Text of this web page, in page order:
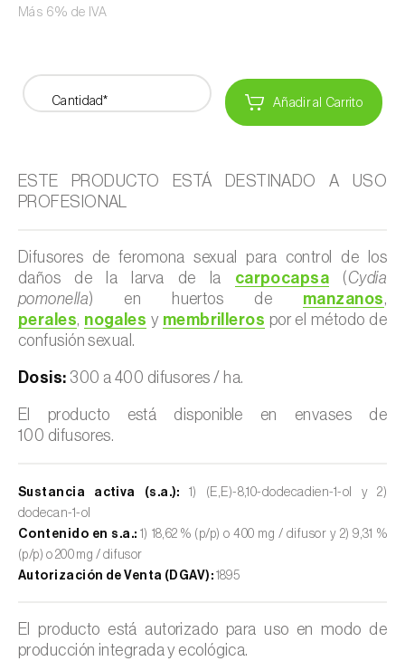
Más 6% de IVA
Cantidad* Añadir al Carrito
ESTE PRODUCTO ESTÁ DESTINADO A USO
PROFESIONAL
Difusores de feromona sexual para control de los
daños de la larva de la carpocapsa (Cydia
pomonella) en huertos de manzanos,
perales, nogales y membrilleros por el método de
confusión sexual.
Dosis: 300 a 400 difusores / ha.
El producto está disponible en envases de
100 difusores.
Sustancia activa (s.a.): 1) (E,E)-8,10-dodecadien-1-ol y 2)
dodecan-1-ol
Contenido en s.a.:1) 18,62 % (p/p) o 400 mg / difusor y 2) 9,31 %
(p/p) o 200 mg / difusor
Autorización de Venta (DGAV): 1895
El producto está autorizado para uso en modo de
producción integrada y ecológica.